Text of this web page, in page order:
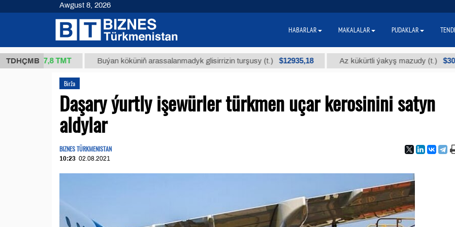
TDHÇMB
37,8 ТМТ Buýan köküniň arassalanmadyk glisirrizin turşusy (t.) $12935,18 Az kükürtli ýakyş mazudy (t.) $300
Birža
Daşary ýurtly işewürler türkmen uçar kerosinini satyn
aldylar
BIZNES TÜRKMENISTAN
10:23 02.08.2021
Awgust 8, 2026
HABARLAR MAKALALAR PUDAKLAR